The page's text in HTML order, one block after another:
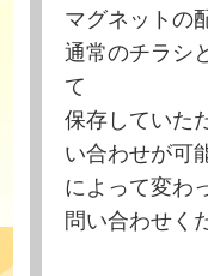
マグネットの
通常のチラシ
て
保存していた
い合わせが可
によって変わ
問い合わせく